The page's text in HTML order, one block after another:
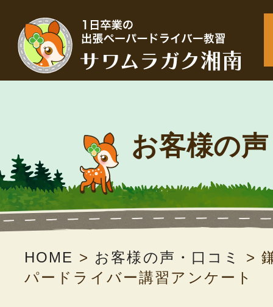
お客様の
HOME > お客様の声・口コミ >
パードライバー講習アンケート